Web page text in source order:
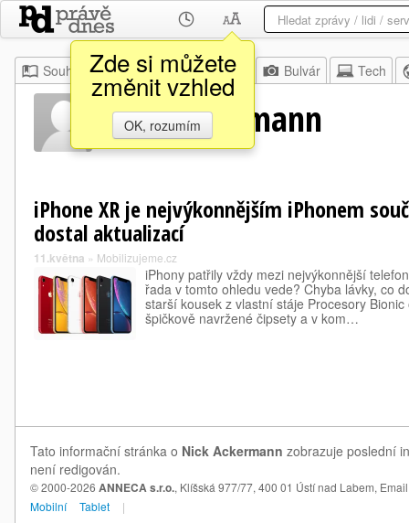
Zde si můžete
změnit vzhled
OK, rozumím
Souhrn Moje Z domova Bulvár Tech
Nick Ackermann
iPhone XR je nejvýkonnějším iPhonem
dostal aktualizací
11.května » Mobilizujeme.cz
iPhony patřily vždy mezi nejvýkonnější
řada v tomto ohledu vede? Chyba lávky, co
starší kousek z vlastní stáje Procesory
špičkově navržené čipsety a v kom…
Tato informační stránka o Nick Ackermann zobrazuje poslední
není redigován.
© 2000-2026 ANNECA s.r.o., Klíšská 977/77, 400 01 Ústí nad Labem,
Mobilní
Tablet |